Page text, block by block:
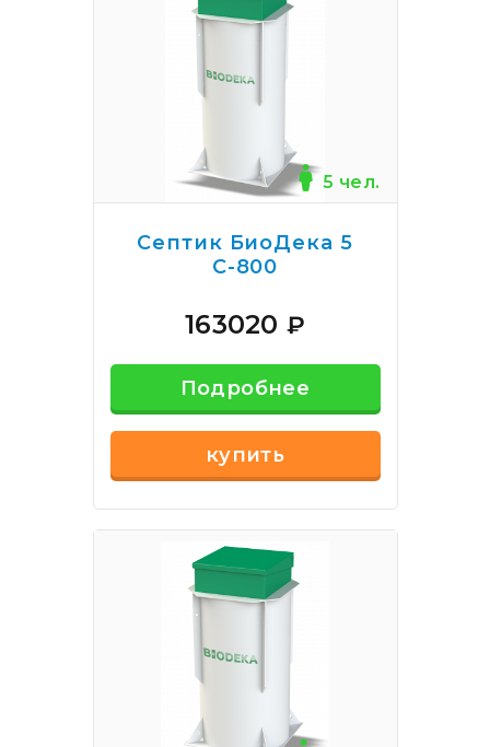
5 чел.
Септик БиоДека 5
С-800
163020 ₽
Подробнее
купить